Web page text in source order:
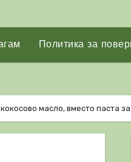
Политика за
масло, вместо паста